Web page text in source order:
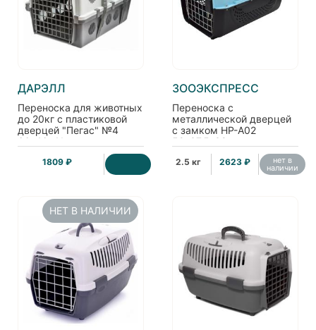
ДАРЭЛЛ
Переноска для животных
до 20кг с пластиковой
дверцей "Пегас" №4
66*46*41см
1809 ₽
ЗООЭКСПРЕСС
Переноска с
металлической дверцей
с замком НР-А02
59*37,5*38 см
2.5 кг 2623 ₽ нет в
наличии
НЕТ В НАЛИЧИИ